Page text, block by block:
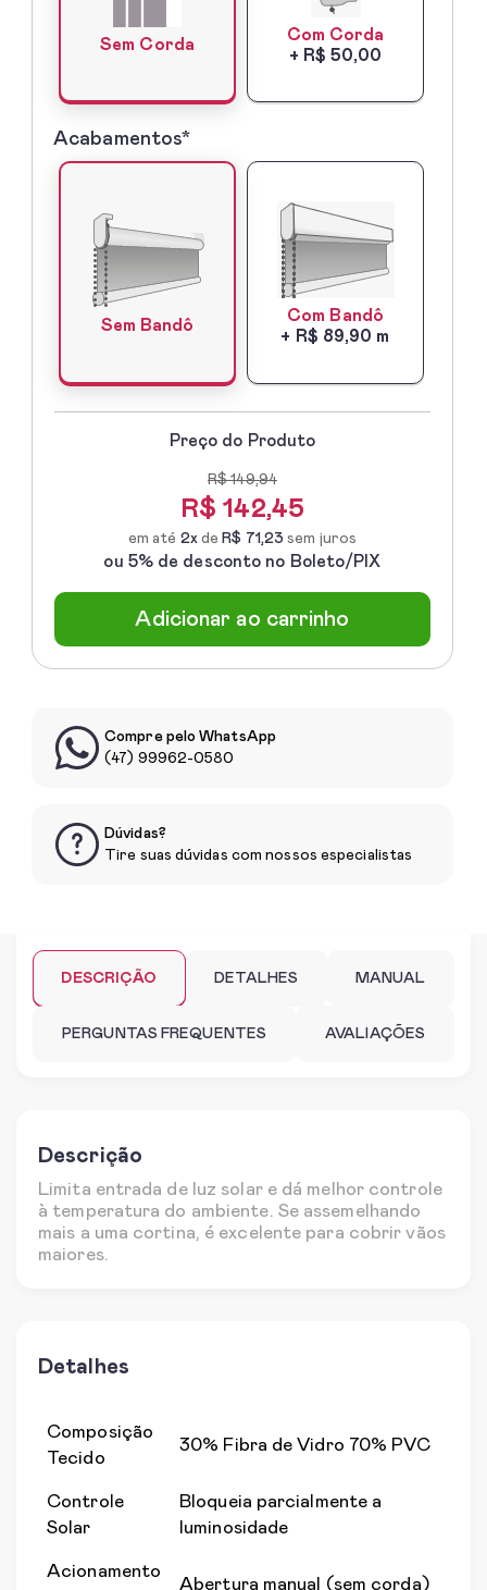
Sem Corda
Com Corda
+ R$ 50,00
5º
Acabamentos*
Sem Bandô
Com Bandô
+ R$ 89,90 m
Preço do Produto
R$ 149,94
R$142,45
em até 2xde R$ 71,23 sem juros
ou 5% de desconto no Boleto/PIX
Adicionar ao carrinho
Compre pelo WhatsApp
(47) 99962-0580
Dúvidas?
Tire suas dúvidas com nossos especialistas
DESCRIÇÃO DETALHES MANUAL
PERGUNTAS FREQUENTES AVALIAÇÕES
Descrição
Limita entrada de luz solar e dá melhor controle
à temperatura do ambiente. Se assemelhando
mais a uma cortina, é excelente para cobrir vãos
maiores.
Detalhes
Composição
Tecido
30% Fibra de Vidro 70% PVC
Controle
Solar
Bloqueia parcialmente a
luminosidade
Acionamento
Abertura manual (sem corda)